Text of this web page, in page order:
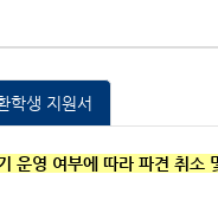
학생 지원서
운영 여부에 따라 파견 취소